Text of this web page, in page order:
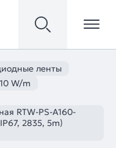
ленты
W/m
RTW-PS-A160-
2835, 5m)